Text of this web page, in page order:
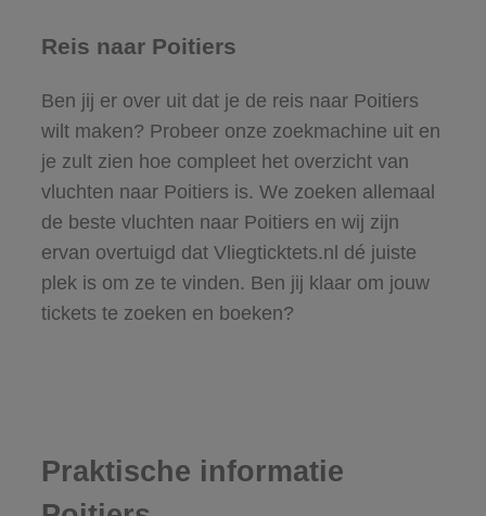
Reis naar Poitiers
Ben jij er over uit dat je de reis naar Poitiers
wilt maken? Probeer onze zoekmachine uit en
je zult zien hoe compleet het overzicht van
vluchten naar Poitiers is. We zoeken allemaal
de beste vluchten naar Poitiers en wij zijn
ervan overtuigd dat Vliegticktets.nl dé juiste
plek is om ze te vinden. Ben jij klaar om jouw
tickets te zoeken en boeken?
Praktische informatie